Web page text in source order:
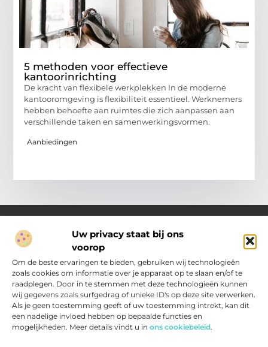
Uw privacy staat bij ons
voorop
Om de beste ervaringen te bieden, gebruiken wij technologieën
zoals cookies om informatie over je apparaat op te slaan en/of te
raadplegen. Door in te stemmen met deze technologieën kunnen
wij gegevens zoals surfgedrag of unieke ID's op deze site verwerken.
Als je geen toestemming geeft of uw toestemming intrekt, kan dit
een nadelige invloed hebben op bepaalde functies en
mogelijkheden. Meer details vindt u in ons cookiebeleid.
5 methoden voor effectieve
kantoorinrichting
De kracht van flexibele werkplekken In de moderne
kantooromgeving is flexibiliteit essentieel. Werknemers
hebben behoefte aan ruimtes die zich aanpassen aan
verschillende taken en samenwerkingsvormen.
Aanbiedingen
Over Pakhuisroosendaal.nl
Jouw gids voor inspiratie en tips uit het dagelijks leven.
Ontdek een brede verzameling blogs en artikelen die je helpen
om het meeste uit elke dag te halen, met praktische adviezen
en verrassende inzichten.
Main Links